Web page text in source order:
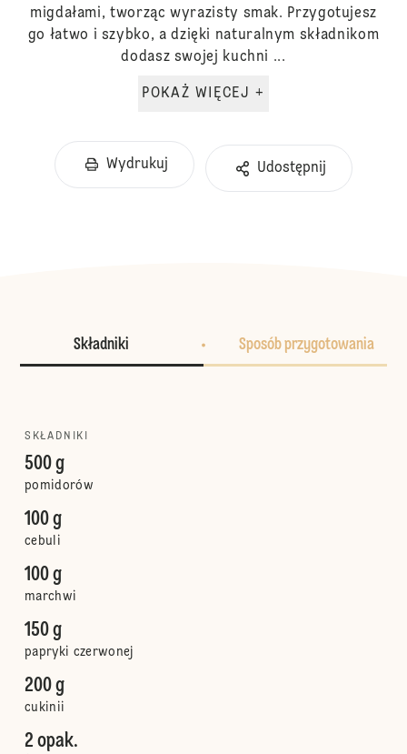
migdałami, tworząc wyrazisty smak. Przygotujesz
go łatwo i szybko, a dzięki naturalnym składnikom
dodasz swojej kuchni ...
POKAŻ WIĘCEJ +
Wydrukuj Udostępnij
Składniki Sposób przygotowania
SKŁADNIKI
500 g
pomidorów
100 g
cebuli
100 g
marchwi
150 g
papryki czerwonej
200 g
cukinii
2 opak.